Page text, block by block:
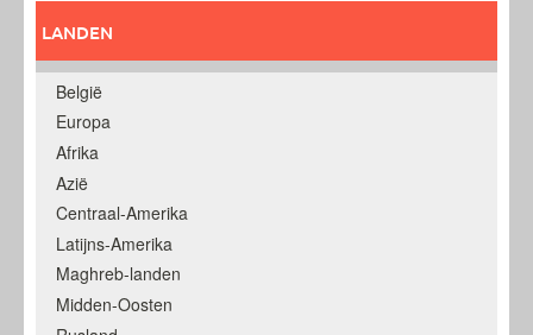
LANDEN
België
Europa
Afrika
Azië
Centraal-Amerika
Latijns-Amerika
Maghreb-landen
Midden-Oosten